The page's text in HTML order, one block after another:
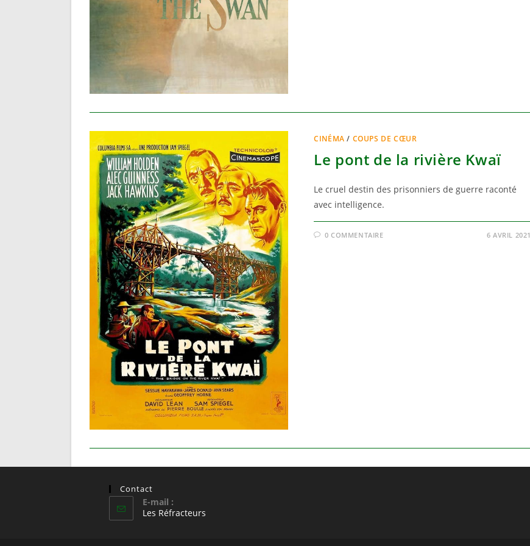
CINÉMA / COUPS DE CŒUR
Le pont de la rivière Kwaï
Le cruel destin des prisonniers de guerre raconté
avec intelligence.
0 COMMENTAIRE 6 AVRIL 2021
Contact
E-mail :
Les Réfracteurs